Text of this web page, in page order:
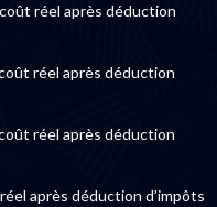
réel après déduction
réel après déduction
réel après déduction
après déduction d’impôts